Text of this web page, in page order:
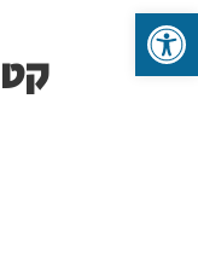
פתח סרגל נגישות